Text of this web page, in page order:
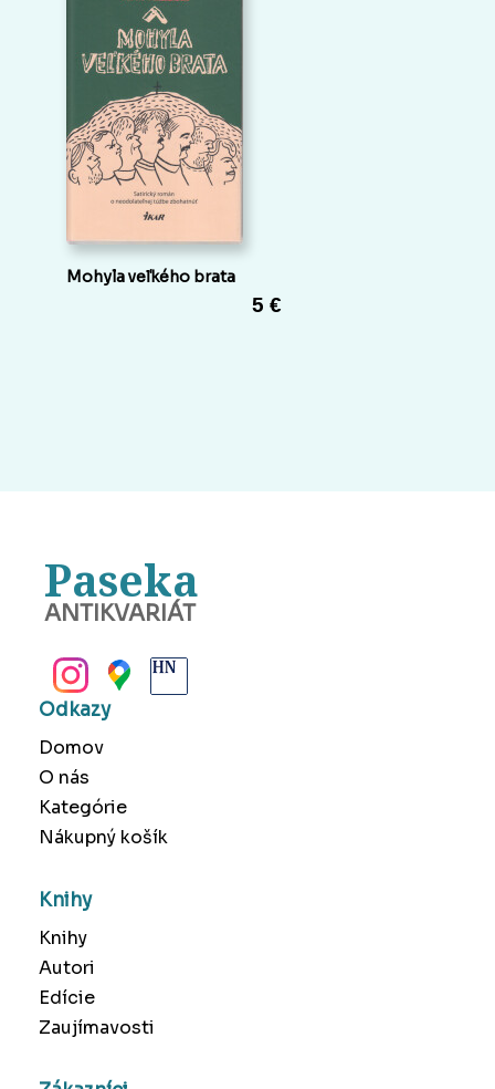
Mohyla veľkého brata
5 €
Paseka
ANTIKVARIÁT
Odkazy
Domov
O nás
Kategórie
Nákupný košík
Knihy
Knihy
Autori
Edície
Zaujímavosti